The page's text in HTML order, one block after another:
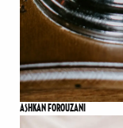
ASHKAN FOROUZANI